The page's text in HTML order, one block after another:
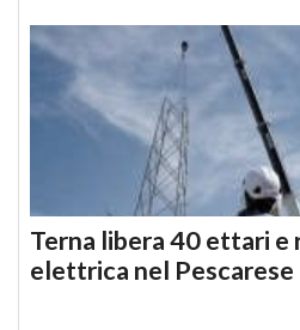
Terna libera 40 ettari e
elettrica nel Pescarese